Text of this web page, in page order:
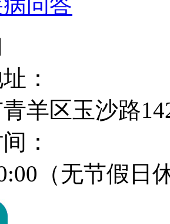
：
羊区玉沙路
：
（无节假日